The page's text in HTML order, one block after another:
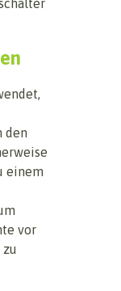
den
einem
vor
zu